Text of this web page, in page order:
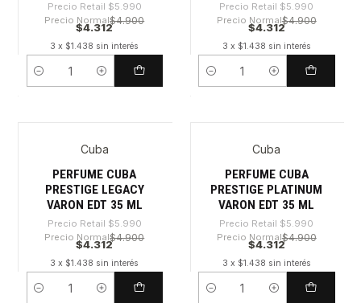
Precio Retail $5.990
Precio Normal$4.900
$4.312
3 x $1.438 sin interés
Cantidad
Precio Retail $5.990
Precio Normal$4.900
$4.312
3 x $1.438 sin interés
Cantidad
Cuba
PERFUME CUBA
PRESTIGE LEGACY
VARON EDT 35 ML
Precio Retail $5.990
Precio Normal$4.900
$4.312
3 x $1.438 sin interés
Cantidad
Cuba
PERFUME CUBA
PRESTIGE PLATINUM
VARON EDT 35 ML
Precio Retail $5.990
Precio Normal$4.900
$4.312
3 x $1.438 sin interés
Cantidad